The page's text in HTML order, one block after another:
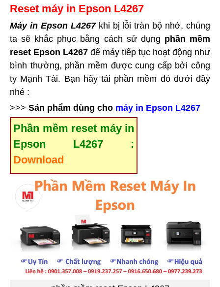
Reset máy in Epson L4267
Máy in Epson L4267khi bị lỗi tràn bộ nhớ, chúng
ta sẽ khắc phục bằng cách sử dụng phần mềm
reset Epson L4267 để máy tiếp tục hoạt động như
bình thường, phần mềm được cung cấp bởi công
ty Mạnh Tài. Bạn hãy tải phần mềm đó dưới đây
nhé :
>>> Sản phẩm dùng cho máy in Epson L4267
Phần mềm reset máy in
Epson L4267 :
Download